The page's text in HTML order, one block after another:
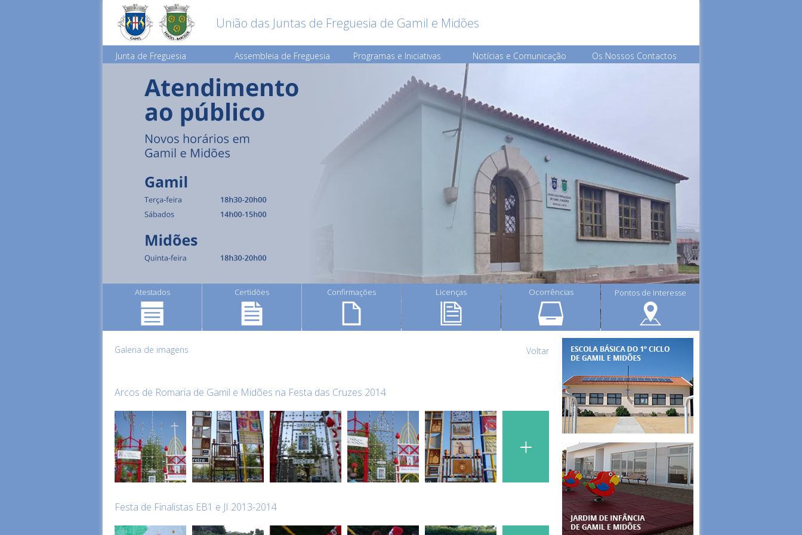
União das Juntas de Freguesia de Gamil e Midões
Junta de Freguesia Assembleia de Freguesia Programas e Iniciativas Notícias e Comunicação Os Nossos Contactos
Atestados Certidões Confirmações Licenças Ocorrências Pontos de Interesse
Galeria de imagens Voltar
Arcos de Romaria de Gamil e Midões na Festa das Cruzes 2014
Festa de Finalistas EB1 e JI 2013-2014